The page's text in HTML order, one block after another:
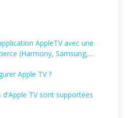
AppleTV avec une
(Harmony, Samsung,
Apple TV ?
d'Apple TV sont supportées